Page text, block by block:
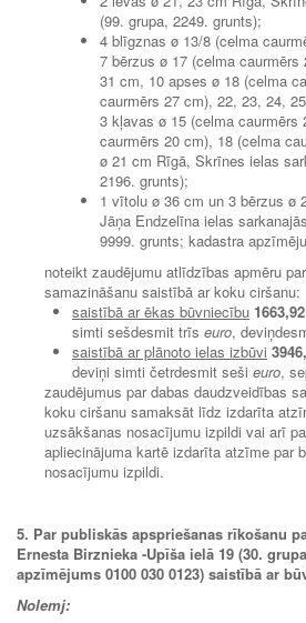
(99. grupa, 2249. grunts);
4 blīgznas ø 13/8 (celma
7 bērzus ø 17 (celma
31 cm, 10 apses ø 18 (celma
caurmērs 27 cm), 22, 23, 24,
3 kļavas ø 15 (celma caurmērs
caurmērs 20 cm), 18 (celma
ø 21 cm Rīgā, Skrīnes ielas
2196. grunts);
1 vītolu ø 36 cm un 3 bērzus ø
Jāņa Endzelīna ielas
9999. grunts; kadastra
noteikt zaudējumu atlīdzības apmēru
samazināšanu saistībā ar koku ciršanu:
saistībā ar ēkas būvniecību
simti sešdesmit trīs euro,
saistībā ar plānoto ielas izbūvi
deviņi simti četrdesmit seši euro,
zaudējumus par dabas daudzveidības
koku ciršanu samaksāt līdz izdarīta
uzsākšanas nosacījumu izpildi vai arī
apliecinājuma kartē izdarīta atzīme par
nosacījumu izpildi.
5. Par publiskās apspriešanas rīkošanu
Ernesta Birznieka -Upīša ielā 19 (30.
apzīmējums 0100 030 0123) saistībā ar
Nolemj: